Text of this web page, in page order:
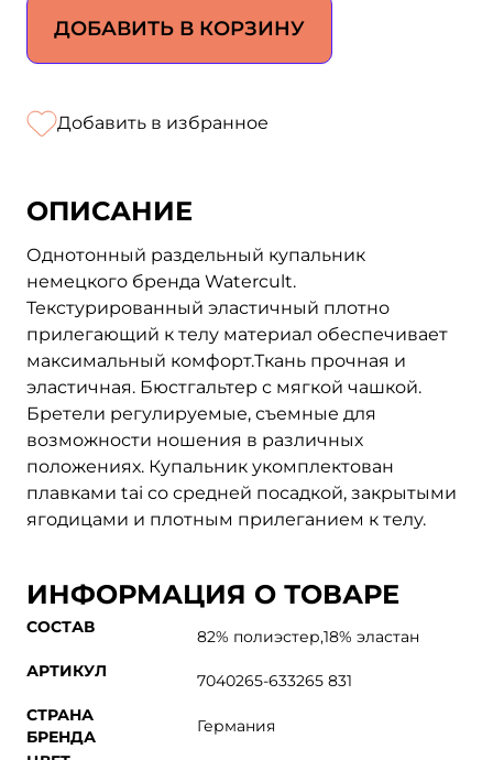
ДОБАВИТЬ В КОРЗИНУ
Добавить в избранное
ОПИСАНИЕ
Однотонный раздельный купальник
немецкого бренда Watercult.
Текстурированный эластичный плотно
прилегающий к телу материал обеспечивает
максимальный комфорт.Ткань прочная и
эластичная. Бюстгальтер с мягкой чашкой.
Бретели регулируемые, съемные для
возможности ношения в различных
положениях. Купальник укомплектован
плавками tai со средней посадкой, закрытыми
ягодицами и плотным прилеганием к телу.
ИНФОРМАЦИЯ О ТОВАРЕ
СОСТАВ
82% полиэстер,18% эластан
АРТИКУЛ
7040265-633265 831
СТРАНА
БРЕНДА
Германия